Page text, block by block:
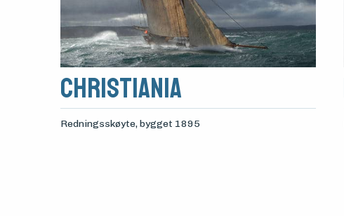
Christiania
Redningsskøyte, bygget 1895